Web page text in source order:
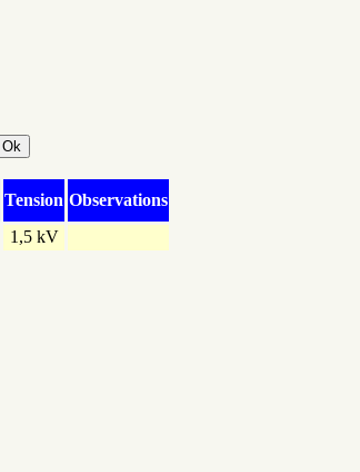
Tension Observations
1,5 kV